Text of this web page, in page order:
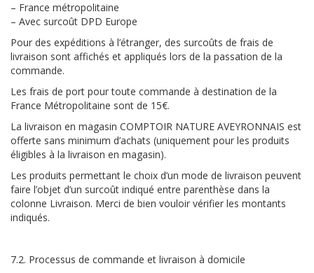
– France métropolitaine
– Avec surcoût DPD Europe
Pour des expéditions à l’étranger, des surcoûts de frais de
livraison sont affichés et appliqués lors de la passation de la
commande.
Les frais de port pour toute commande à destination de la
France Métropolitaine sont de 15€.
La livraison en magasin COMPTOIR NATURE AVEYRONNAIS est
offerte sans minimum d’achats (uniquement pour les produits
éligibles à la livraison en magasin).
Les produits permettant le choix d’un mode de livraison peuvent
faire l’objet d’un surcoût indiqué entre parenthèse dans la
colonne Livraison. Merci de bien vouloir vérifier les montants
indiqués.
7.2. Processus de commande et livraison à domicile